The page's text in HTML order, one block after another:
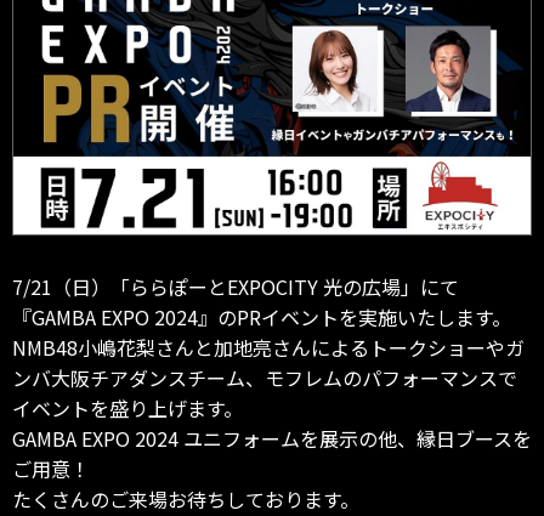
7/21（日）「ららぽーとEXPOCITY 光の広場」にて
『GAMBA EXPO 2024』のPRイベントを実施いたします。
NMB48小嶋花梨さんと加地亮さんによるトークショーやガ
ンバ大阪チアダンスチーム、モフレムのパフォーマンスで
イベントを盛り上げます。
GAMBA EXPO 2024 ユニフォームを展示の他、縁日ブースを
ご用意！
たくさんのご来場お待ちしております。